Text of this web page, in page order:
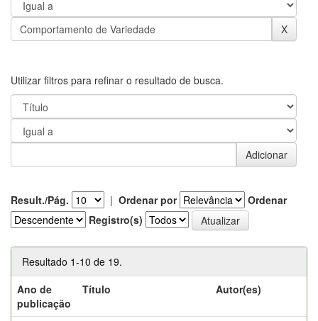
Utilizar filtros para refinar o resultado de busca.
Result./Pág. | Ordenar por
Ordenar
Registro(s)
Resultado 1-10 de 19.
Ano de
publicação
Título Autor(es)